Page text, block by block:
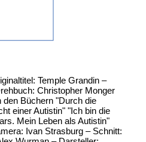
Temple Grandin –
Christopher Monger
Büchern "Durch die
einer Autistin" "Ich bin die
Mein Leben als Autistin"
Ivan Strasburg – Schnitt: